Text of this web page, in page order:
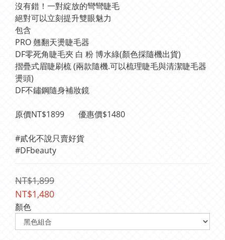
沒有錯！一對綻放的彎彎睫毛
絕對可以立刻提升雙眼魅力
包含
PRO 翹翻天燙睫毛器
DF零死角睫毛夾 白 粉 博水綠(顏色採隨機出貨)
摺疊式眉睫刷梳 (兩款隨機.可以梳理睫毛與清潔睫毛器
燙頭)
DF不鏽鋼隨身補妝鏡
原價NT$1899       優惠價$1480
#貳化不說只賣好貨
#DFbeauty
NT$1,899
NT$1,480
顏色